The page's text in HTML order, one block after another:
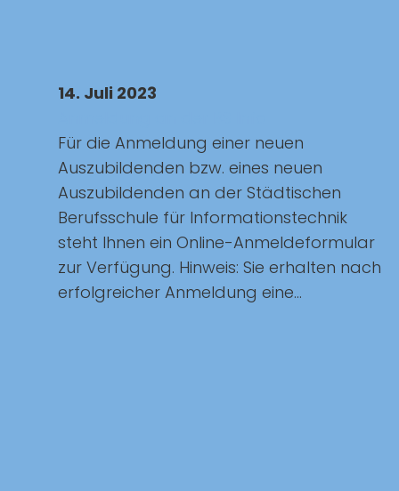
14. Juli 2023
Für die Anmeldung einer neuen
Auszubildenden bzw. eines neuen
Auszubildenden an der Städtischen
Berufsschule für Informationstechnik
steht Ihnen ein Online-Anmeldeformular
zur Verfügung. Hinweis: Sie erhalten nach
erfolgreicher Anmeldung eine...